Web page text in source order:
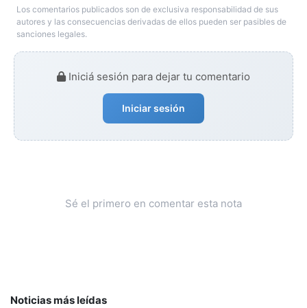
Los comentarios publicados son de exclusiva responsabilidad de sus
autores y las consecuencias derivadas de ellos pueden ser pasibles de
sanciones legales.
Iniciá sesión para dejar tu comentario
Iniciar sesión
Sé el primero en comentar esta nota
Noticias más leídas